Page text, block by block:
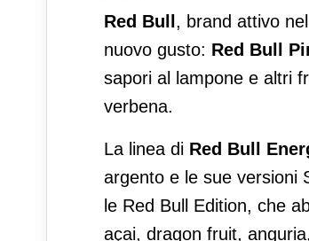
Red Bull, brand attivo
nuovo gusto: Red Bull
sapori al lampone e altri
verbena.
La linea di Red Bull
argento e le sue versioni
le Red Bull Edition, che
açai, dragon fruit,